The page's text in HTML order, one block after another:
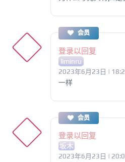
会员
登录以回复
liminru
2023年6月23日 |
一样
会员
登录以回复
坂木
2023年6月23日 |